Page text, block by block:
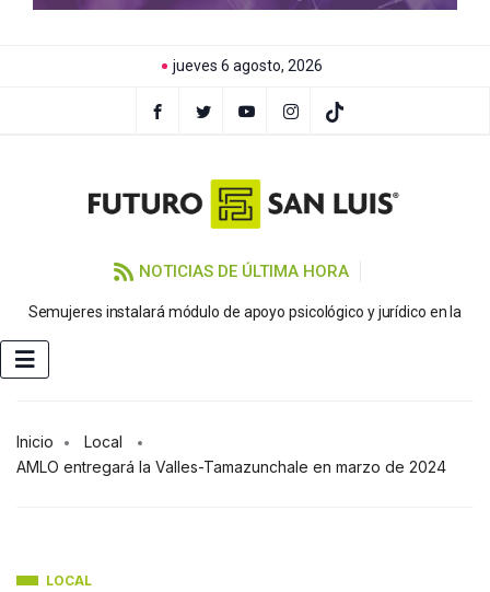
jueves 6 agosto, 2026
NOTICIAS DE ÚLTIMA HORA
Semujeres instalará módulo de apoyo psicológico y jurídico en la
Inicio
Local
AMLO entregará la Valles-Tamazunchale en marzo de 2024
LOCAL